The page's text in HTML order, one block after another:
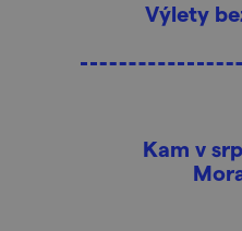
Výlety
Kam v